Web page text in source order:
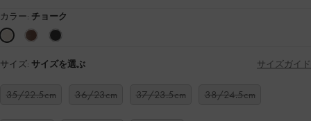
カラー: チョーク
サイズ: サイズを選ぶ サイズガイド
35/22.5cm 36/23cm 37/23.5cm 38/24.5cm